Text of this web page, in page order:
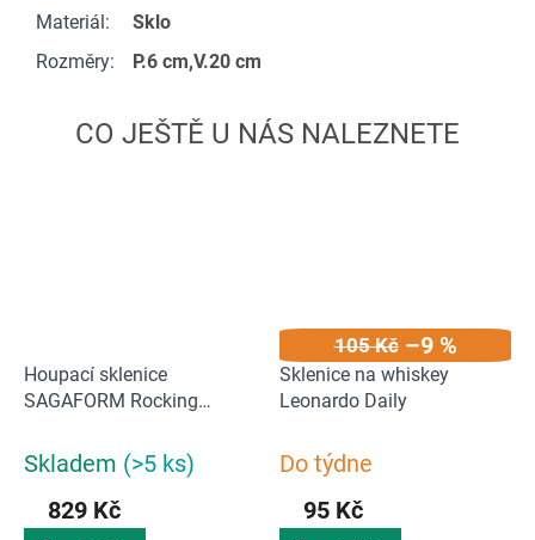
Materiál :
Sklo
Rozměry: P.6 cm,V.20 cm
Houpací sklenice
SAGAFORM Rocking
Skladem (>5 ks)
829 Kč
105 Kč –9 %
Sklenice na whiskey
Leonardo Daily
Do týdne
95 Kč